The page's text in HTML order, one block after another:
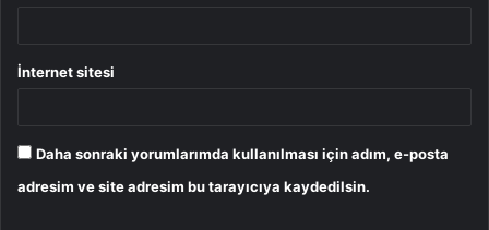
İnternet sitesi
Daha sonraki yorumlarımda kullanılması için adım, e-posta
adresim ve site adresim bu tarayıcıya kaydedilsin.